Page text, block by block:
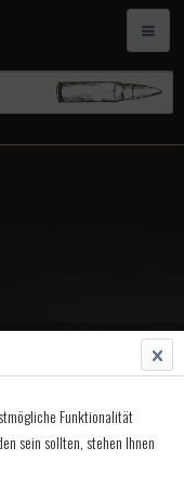
Funktionalität
sein sollten, stehen Ihnen